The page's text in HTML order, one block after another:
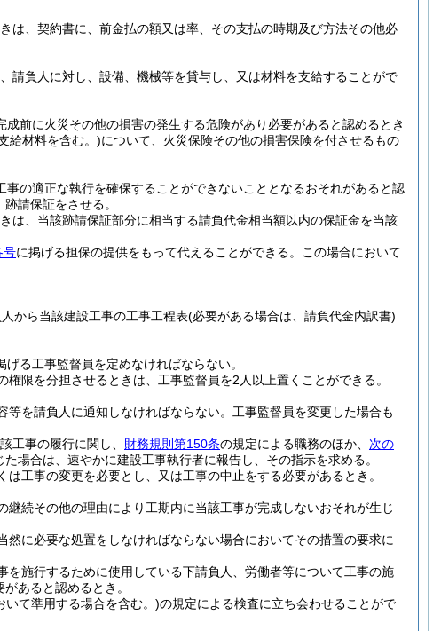
は、契約書に、前金払の額又は率、その支払の時期及び方法その他必
請負人に対し、設備、機械等を貸与し、又は材料を支給することがで
前に火災その他の損害の発生する危険があり必要があると認めるとき
給材料を含む。)について、火災保険その他の損害保険を付させるもの
の適正な執行を確保することができないこととなるおそれがあると認
請保証をさせる。
は、当該跡請保証部分に相当する請負代金相当額以内の保証金を当該
号に掲げる担保の提供をもって代えることができる。
この場合において
から当該建設工事の工事工程表(必要がある場合は、請負代金内訳書)
る工事監督員を定めなければならない。
限を分担させるときは、工事監督員を2人以上置くことができる。
を請負人に通知しなければならない。 工事監督員を変更した場合も
工事の履行に関し、 財務規則第150条の規定による職務のほか、 次の
場合は、速やかに建設工事執行者に報告し、その指示を求める。
工事の変更を必要とし、又は工事の中止をする必要があるとき。
続その他の理由により工期内に当該工事が完成しないおそれが生じ
に必要な処置をしなければならない場合においてその措置の要求に
施行するために使用している下請負人、労働者等について工事の施
あると認めるとき。
いて準用する場合を含む。)の規定による検査に立ち会わせることがで